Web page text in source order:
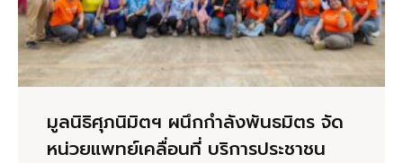
มูลนิธิศุภนิมิตฯ ผนึกกำลังพันธมิตร จัด
หน่วยแพทย์เคลื่อนที่ บริการประชาชน